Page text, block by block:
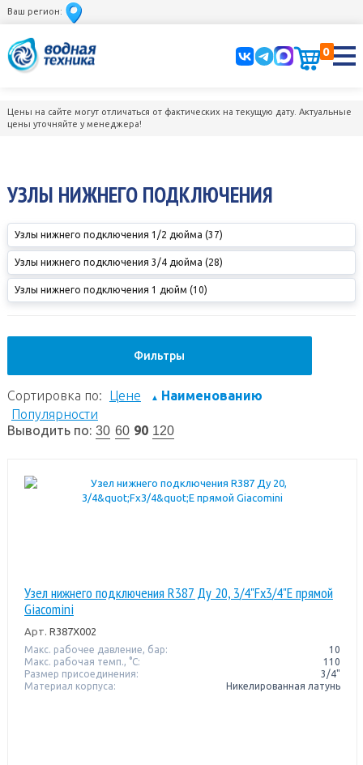
Ваш регион:
0
Цены на сайте могут отличаться от фактических на текущую дату. Актуальные
цены уточняйте у менеджера!
УЗЛЫ НИЖНЕГО ПОДКЛЮЧЕНИЯ
Узлы нижнего подключения 1/2 дюйма (37)
Узлы нижнего подключения 3/4 дюйма (28)
Узлы нижнего подключения 1 дюйм (10)
Фильтры
Сортировка по: Цене ▲ Наименованию
Популярности
Выводить по: 30 60 90 120
Узел нижнего подключения R387 Ду 20, 3/4"Fx3/4"E прямой
Giacomini
Арт. R387X002
Макс. рабочее давление, бар:
10
Макс. рабочая темп., °С:
110
Размер присоединения:
3/4"
Материал корпуса:
Никелированная латунь